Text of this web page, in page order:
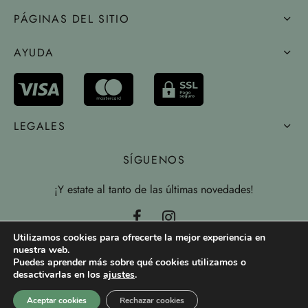
PÁGINAS DEL SITIO
AYUDA
LEGALES
SÍGUENOS
¡Y estate al tanto de las últimas novedades!
Utilizamos cookies para ofrecerte la mejor experiencia en
nuestra web.
Puedes aprender más sobre qué cookies utilizamos o
desactivarlas en los ajustes.
Aceptar cookies Rechazar cookies